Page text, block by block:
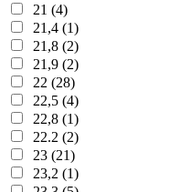
21 (4)
21,4 (1)
21,8 (2)
21,9 (2)
22 (28)
22,5 (4)
22,8 (1)
22.2 (2)
23 (21)
23,2 (1)